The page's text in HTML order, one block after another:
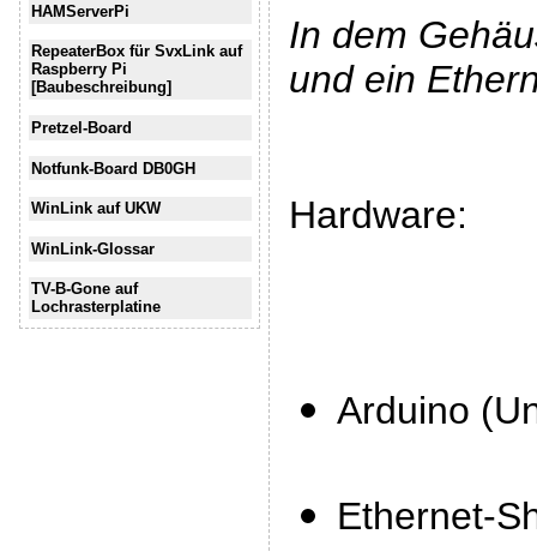
HAMServerPi
RepeaterBox für SvxLink auf
Raspberry Pi
[Baubeschreibung]
Pretzel-Board
Notfunk-Board DB0GH
WinLink auf UKW
WinLink-Glossar
TV-B-Gone auf
Lochrasterplatine
In dem
und ein
Hardware:
Arduino
Ethernet-